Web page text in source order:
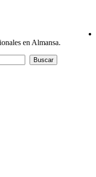
en Almansa.